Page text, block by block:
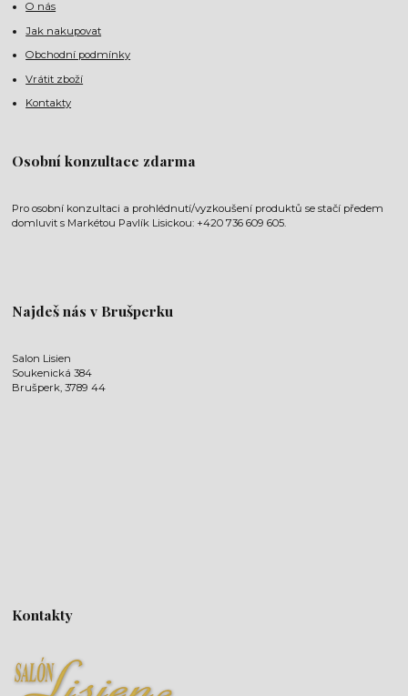
O nás
Jak nakupovat
Obchodní podmínky
Vrátit zboží
Kontakty
Osobní konzultace zdarma
Pro osobní konzultaci a prohlédnutí/vyzkoušení produktů se stačí předem
domluvit s Markétou Pavlík Lisickou: +420 736 609 605.
Najdeš nás v Brušperku
Salon Lisien
Soukenická 384
Brušperk, 3789 44
Kontakty